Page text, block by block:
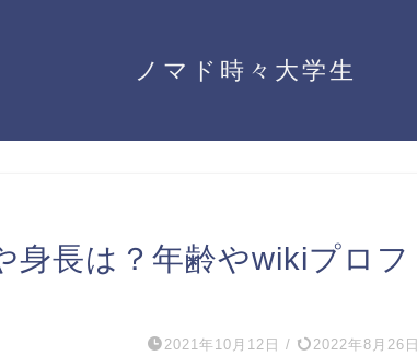
ノマド時々大学生
身長は？年齢やwikiプロフ
2021年10月12日 / 2022年8月26日